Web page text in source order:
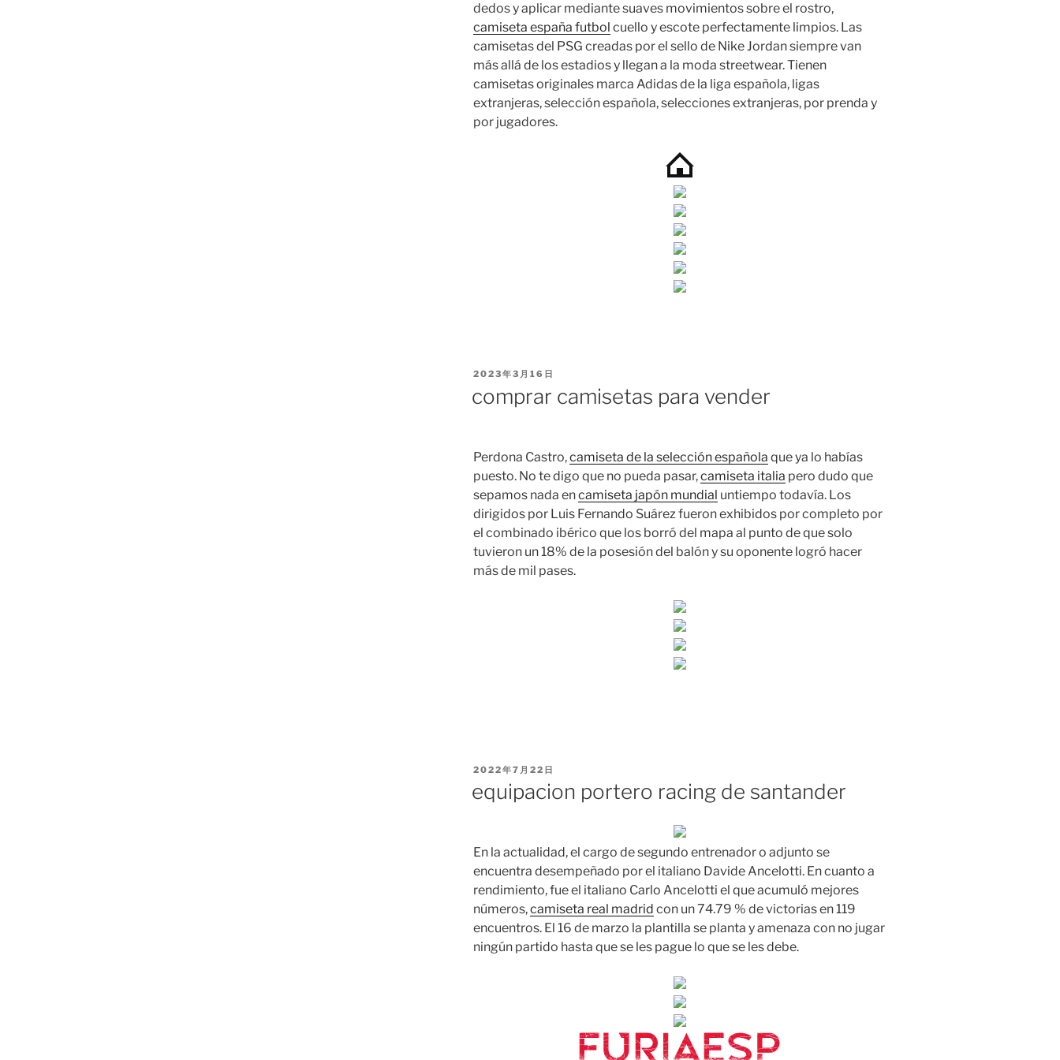
dedos y aplicar mediante suaves movimientos sobre el rostro,
camiseta españa futbol cuello y escote perfectamente limpios. Las
camisetas del PSG creadas por el sello de Nike Jordan siempre van
más allá de los estadios y llegan a la moda streetwear. Tienen
camisetas originales marca Adidas de la liga española, ligas
extranjeras, selección española, selecciones extranjeras, por prenda y
por jugadores.
PUBLICADO
2023年3月16日
comprar camisetas para vender
Perdona Castro,camiseta de la selección española que ya lo habías
puesto. No te digo que no pueda pasar,camiseta italia pero dudo que
sepamos nada encamiseta japón mundial untiempo todavía. Los
dirigidos por Luis Fernando Suárez fueron exhibidos por completo por
el combinado ibérico que los borró del mapa al punto de que solo
tuvieron un 18% de la posesión del balón y su oponente logró hacer
más de mil pases.
PUBLICADO
2022年7月22日
equipacion portero racing de santander
En la actualidad, el cargo de segundo entrenador o adjunto se
encuentra desempeñado por el italiano Davide Ancelotti. En cuanto a
rendimiento, fue el italiano Carlo Ancelotti el que acumuló mejores
números,camiseta real madrid con un 74.79 % de victorias en 119
encuentros. El 16 de marzo la plantilla se planta y amenaza con no jugar
ningún partido hasta que se les pague lo que se les debe.